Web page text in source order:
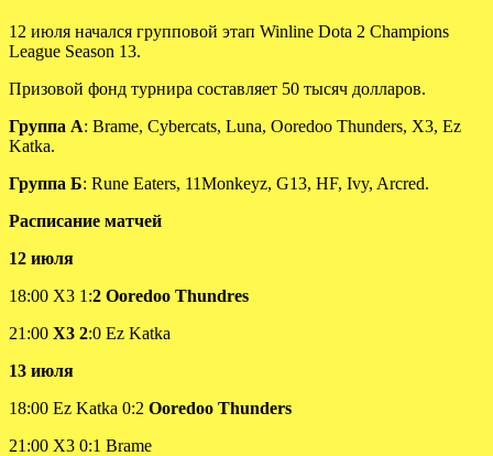
12 июля начался групповой этап Winline Dota 2 Champions
League Season 13.
Призовой фонд турнира составляет 50 тысяч долларов.
Группа А: Brame, Cybercats, Luna, Ooredoo Thunders, X3, Ez
Katka.
Группа Б: Rune Eaters, 11Monkeyz, G13, HF, Ivy, Arcred.
Расписание матчей
12 июля
18:00 X3 1:2 Ooredoo Thundres
21:00 X3 2:0 Ez Katka
13 июля
18:00 Ez Katka 0:2 Ooredoo Thunders
21:00 X3 0:1 Brame